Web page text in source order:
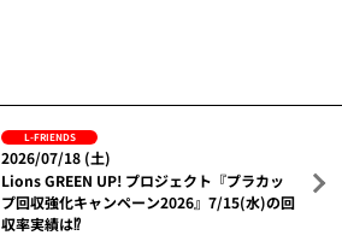
L-FRIENDS
2026/07/18 (土)
Lions GREEN UP! プロジェクト『プラカッ
プ回収強化キャンペーン2026』7/15(水)の回
収率実績は⁉